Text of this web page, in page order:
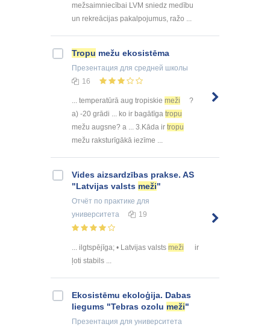
mežsaimniecībai LVM sniedz medību
un rekreācijas pakalpojumus, ražo ...
Tropu mežu ekosistēma
Презентация для средней школы
16
... temperatūrā aug tropiskie meži
?
a) -20 grādi ... ko ir bagātīga tropu
mežu augsne? a ... 3.Kāda ir tropu
mežu raksturīgākā iezīme ...
Vides aizsardzības prakse. AS
"Latvijas valsts meži"
Отчёт по практике для
университета
19
... ilgtspējīga; • Latvijas valsts meži
ir
ļoti stabils ...
Ekosistēmu ekoloģija. Dabas
liegums "Tebras ozolu meži"
Презентация для университета